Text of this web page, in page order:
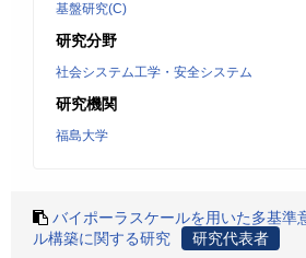
基盤研究(C)
研究分野
社会システム工学・安全システム
研究機関
福島大学
バイポーラスケールを用いた多基準
ル構築に関する研究
研究代表者